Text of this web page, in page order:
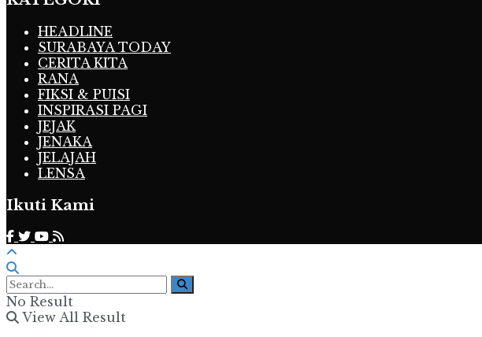
HEADLINE
SURABAYA TODAY
CERITA KITA
RANA
FIKSI & PUISI
INSPIRASI PAGI
JEJAK
JENAKA
JELAJAH
LENSA
Ikuti Kami
No Result
View All Result